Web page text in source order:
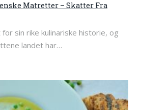
Matretter – Skatter Fra
sin rike kulinariske historie, og
landet har…